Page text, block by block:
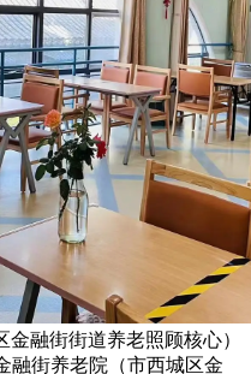
融街街道养老照顾核心）
融街养老院（市西城区金